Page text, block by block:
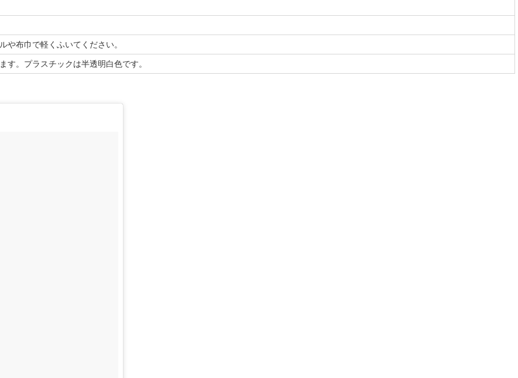
や布巾で軽くふいてください。
す。プラスチックは半透明白色です。